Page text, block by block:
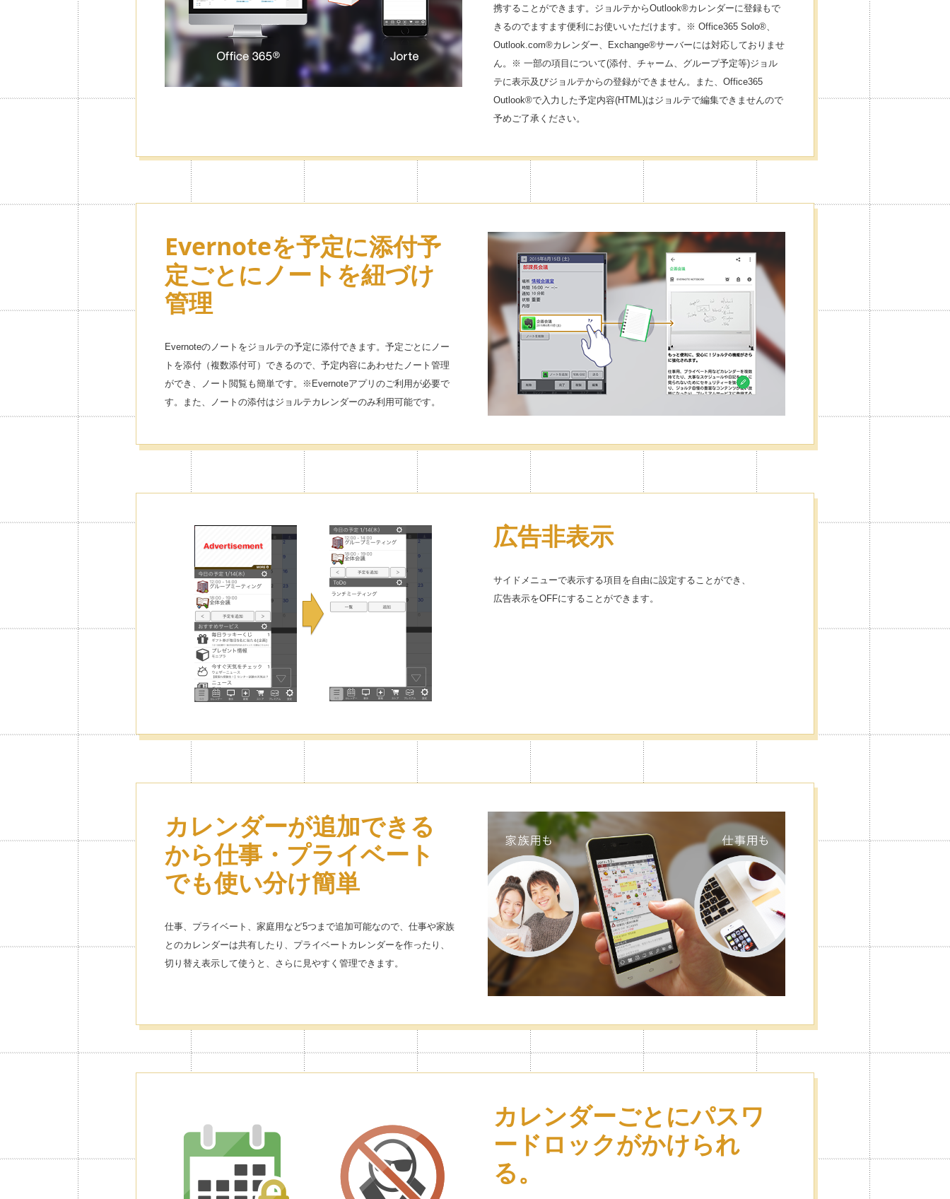
携することができます。ジョルテからOutlook®カレンダーに登録もで
きるのでますます便利にお使いいただけます。※ Office365 Solo®、
Outlook.com®カレンダー、Exchange®サーバーには対応しておりませ
ん。※ 一部の項目について(添付、チャーム、グループ予定等)ジョル
テに表示及びジョルテからの登録ができません。また、Office365
Outlook®で入力した予定内容(HTML)はジョルテで編集できませんので
予めご了承ください。
Evernoteを予定に添付予
定ごとにノートを紐づけ
管理
Evernoteのノートをジョルテの予定に添付できます。予定ごとにノー
トを添付（複数添付可）できるので、予定内容にあわせたノート管理
ができ、ノート閲覧も簡単です。※Evernoteアプリのご利用が必要で
す。また、ノートの添付はジョルテカレンダーのみ利用可能です。
広告非表示
サイドメニューで表示する項目を自由に設定することができ、
広告表示をOFFにすることができます。
カレンダーが追加できる
から仕事・プライベート
でも使い分け簡単
仕事、プライベート、家庭用など5つまで追加可能なので、仕事や家族
とのカレンダーは共有したり、プライベートカレンダーを作ったり、
切り替え表示して使うと、さらに見やすく管理できます。
カレンダーごとにパスワ
ードロックがかけられ
る。
必要なカレンダーだけにパスワードロックをかけられ、シークレット
モードで一覧からカレンダーを非表示にできます。設定はカレンダー
ごとにできるので、大切な情報を人の目から守れます。